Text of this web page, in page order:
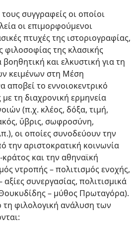
συγγραφείς οι οποίοι
οι επιμορφούμενοι
πτυχές της ιστοριογραφίας,
φιλοσοφίας της κλασικής
και ελκυστική για τη
κειμένων στη Μέση
αποβεί το εννοιοκεντρικό
τη διαχρονική ερμηνεία
(π.χ. κλέος, δόξα, τιμή,
ὕβρις, σωφροσύνη,
οι οποίες συνοδεύουν την
την αριστοκρατική κοινωνία
και την αθηναϊκή
ντροπής – πολιτισμός ενοχής,
συνεργασίας, πολιτισμικά
– μύθος Πρωταγόρα).
τη φιλολογική ανάλυση των